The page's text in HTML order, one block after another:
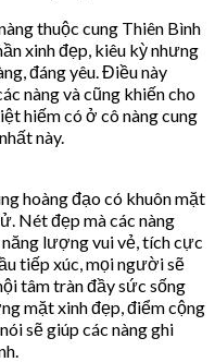
thuộc cung Thiên Bình
xinh đẹp, kiêu kỳ nhưng
đáng yêu. Điều này
nàng và cũng khiến cho
hiếm có ở cô nàng cung
này.
hoàng đạo có khuôn mặt
Nét đẹp mà các nàng
lượng vui vẻ, tích cực
tiếp xúc, mọi người sẽ
tâm tràn đầy sức sống
mặt xinh đẹp, điểm cộng
sẽ giúp các nàng ghi